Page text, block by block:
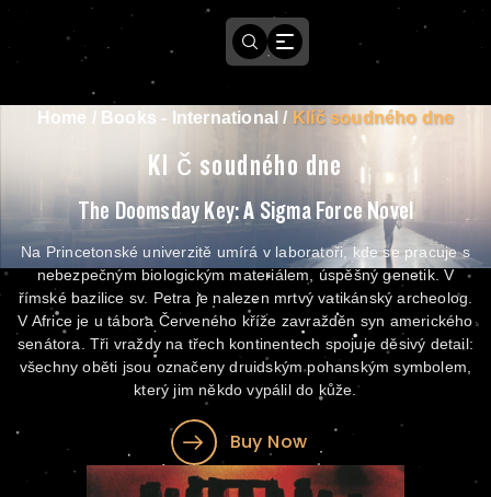
Home / Books - International / Klíč soudného dne
Klíč soudného dne
The Doomsday Key: A Sigma Force Novel
Na Princetonské univerzitě umírá v laboratoři, kde se pracuje s
nebezpečným biologickým materiálem, úspěšný genetik. V
římské bazilice sv. Petra je nalezen mrtvý vatikánský archeolog.
V Africe je u tábora Červeného kříže zavražděn syn amerického
senátora. Tři vraždy na třech kontinentech spojuje děsivý detail:
všechny oběti jsou označeny druidským pohanským symbolem,
který jim někdo vypálil do kůže.
Buy Now